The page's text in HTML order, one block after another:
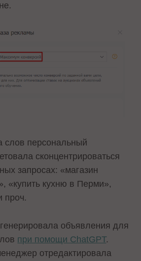
слов персональный
сконцентрироваться
запросах: «магазин
«купить кухню в Перми»,
проч.
объявления для
при помощи ChatGPT.
отредактировала